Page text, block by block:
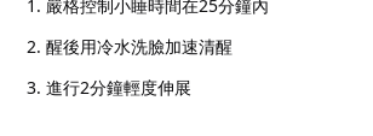
嚴格控制小睡時間在25分鐘內
醒後用冷水洗臉加速清醒
進行2分鐘輕度伸展